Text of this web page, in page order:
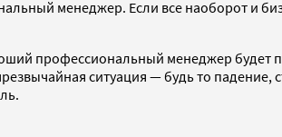
менеджер. Если все наоборот и
профессиональный менеджер
ситуация — будь то